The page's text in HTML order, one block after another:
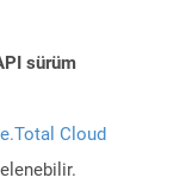
sürüm
Cloud